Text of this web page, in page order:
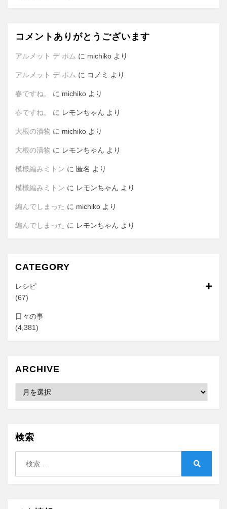
コメントありがとうございます
アルメット デ ポム に michiko より
アルメット デ ポム に コノミ より
春ですね。 に michiko より
春ですね。 に レモンちゃん より
大根の漬物 に michiko より
大根の漬物 に レモンちゃん より
模様編みミトン に 匿名 より
模様編みミトン に レモンちゃん より
編んでしまった に michiko より
編んでしまった に レモンちゃん より
CATEGORY
レシピ
(67)
日々の事
(4,381)
ARCHIVE
Archive
検索